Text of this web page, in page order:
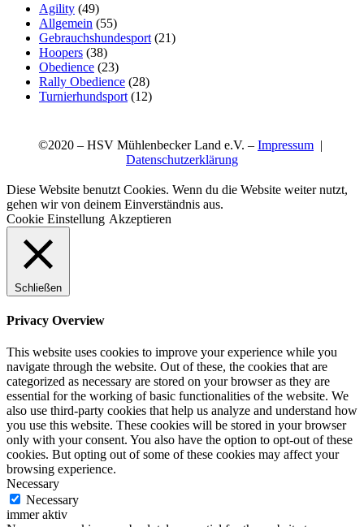
Agility (49)
Allgemein (55)
Gebrauchshundesport (21)
Hoopers (38)
Obedience (23)
Rally Obedience (28)
Turnierhundsport (12)
©2020 – HSV Mühlenbecker Land e.V. – Impressum |
Datenschutzerklärung
Diese Website benutzt Cookies. Wenn du die Website weiter nutzt,
gehen wir von deinem Einverständnis aus.
Cookie Einstellung Akzeptieren
Schließen
Privacy Overview
This website uses cookies to improve your experience while you
navigate through the website. Out of these, the cookies that are
categorized as necessary are stored on your browser as they are
essential for the working of basic functionalities of the website. We
also use third-party cookies that help us analyze and understand how
you use this website. These cookies will be stored in your browser
only with your consent. You also have the option to opt-out of these
cookies. But opting out of some of these cookies may affect your
browsing experience.
Necessary
Necessary
immer aktiv